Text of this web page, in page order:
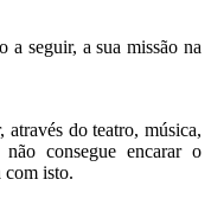
a seguir, a sua missão na
através do teatro, música,
consegue encarar o
com isto.